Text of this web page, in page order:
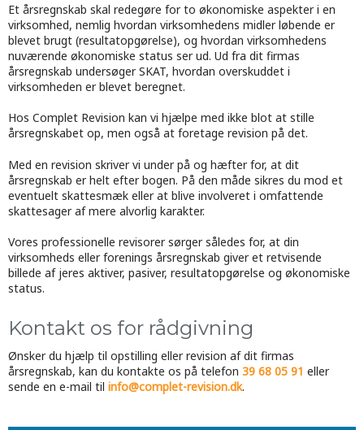
Et årsregnskab skal redegøre for to økonomiske aspekter i en
virksomhed, nemlig hvordan virksomhedens midler løbende er
blevet brugt (resultatopgørelse), og hvordan virksomhedens
nuværende økonomiske status ser ud. Ud fra dit firmas
årsregnskab undersøger SKAT, hvordan overskuddet i
virksomheden er blevet beregnet.
Hos Complet Revision kan vi hjælpe med ikke blot at stille
årsregnskabet op, men også at foretage revision på det.​
Med en revision skriver vi under på og hæfter for, at dit
årsregnskab er helt efter bogen. På den måde sikres du mod et
eventuelt skattesmæk eller at blive involveret i omfattende
skattesager af mere alvorlig karakter.
Vores professionelle revisorer sørger således for, at din
virksomheds eller forenings årsregnskab giver et retvisende
billede af jeres aktiver, pasiver, resultatopgørelse og økonomiske
status.​
Kontakt os for rådgivning
Ønsker du hjælp til opstilling eller revision af dit firmas
årsregnskab, kan du kontakte os på telefon 39 68 05 91 eller
sende en e-mail til info@complet-revision.dk.​